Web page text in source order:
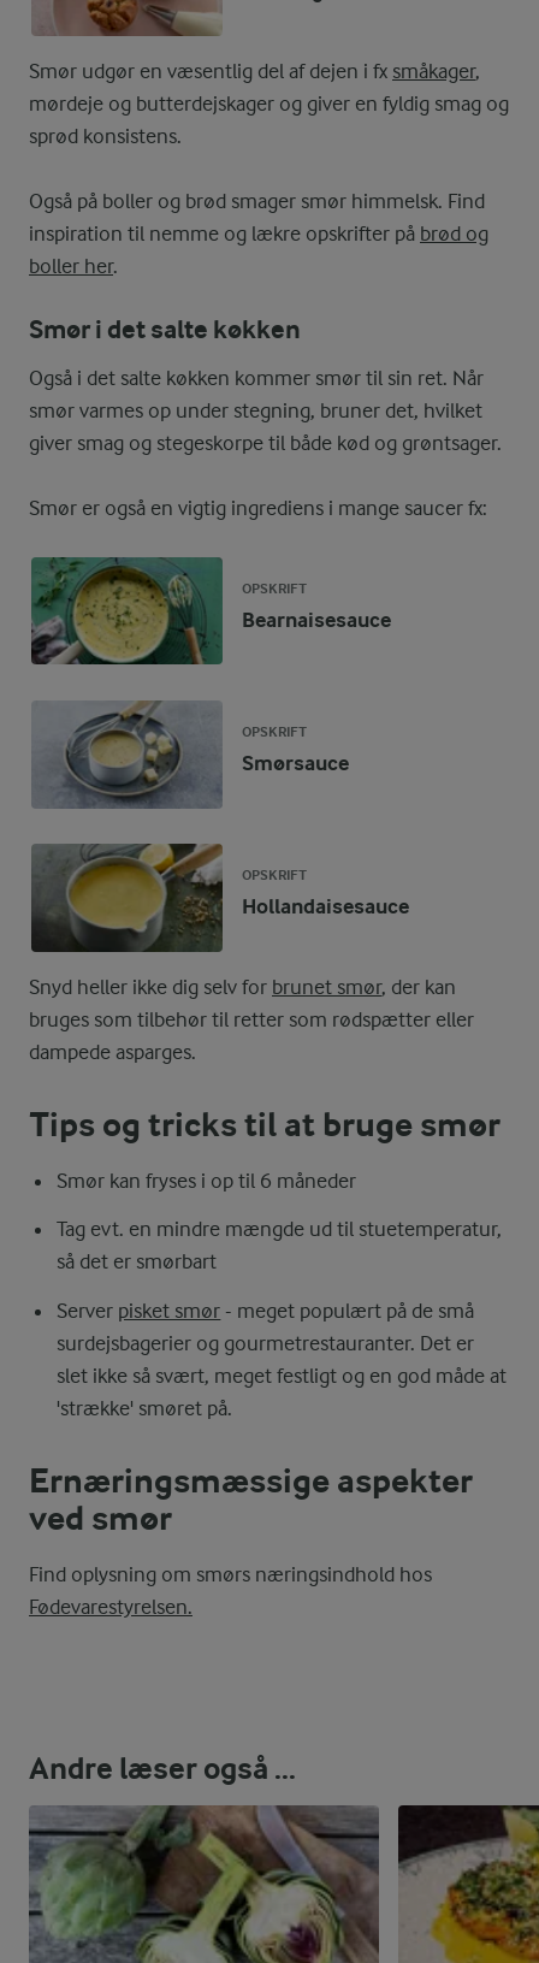
Smør udgør en væsentlig del af dejen i fx småkager,
mørdeje og butterdejskager og giver en fyldig smag og
sprød konsistens.
Også på boller og brød smager smør himmelsk. Find
inspiration til nemme og lækre opskrifter på brød og
boller her.
Smør i det salte køkken
Også i det salte køkken kommer smør til sin ret. Når
smør varmes op under stegning, bruner det, hvilket
giver smag og stegeskorpe til både kød og grøntsager.
Smør er også en vigtig ingrediens i mange saucer fx:
OPSKRIFT
Bearnaisesauce
OPSKRIFT
Smørsauce
OPSKRIFT
Hollandaisesauce
Snyd heller ikke dig selv for brunet smør, der kan
bruges som tilbehør til retter som rødspætter eller
dampede asparges.
Tips og tricks til at bruge smør
Smør kan fryses i op til 6 måneder
Tag evt. en mindre mængde ud til stuetemperatur,
så det er smørbart
Server pisket smør - meget populært på de små
surdejsbagerier og gourmetrestauranter. Det er
slet ikke så svært, meget festligt og en god måde at
'strække' smøret på.
Ernæringsmæssige aspekter
ved smør
Find oplysning om smørs næringsindhold hos
Fødevarestyrelsen.
Andre læser også ...